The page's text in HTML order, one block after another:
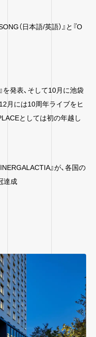
（日本語/英語）』と『O
を発表、そして10月に池袋
月には10周年ライブをヒ
としては初の年越し
』が、各国の
達成